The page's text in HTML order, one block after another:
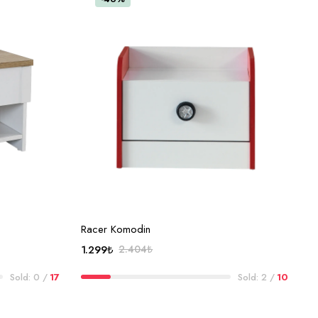
Sold: 0 / 17
Racer Komodin
2.404₺
fiyat:
1.299₺
andaki
Sold: 2 / 10